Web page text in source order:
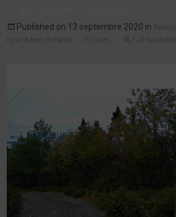
Published on 13 septembre 2020 in
Lynx (Mont-St-Pierre) – 15-24km
Full
←Previous